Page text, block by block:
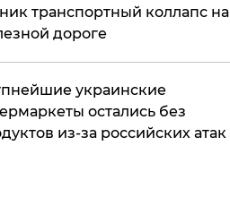
транспортный коллапс на
дороге
украинские
остались без
из-за российских атак